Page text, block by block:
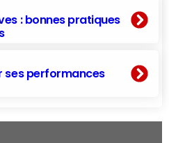
: bonnes pratiques
ses performances